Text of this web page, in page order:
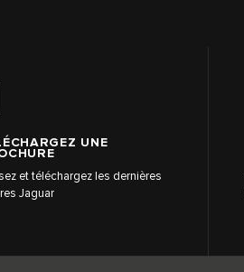
UNE
et téléchargez les dernières
Jaguar